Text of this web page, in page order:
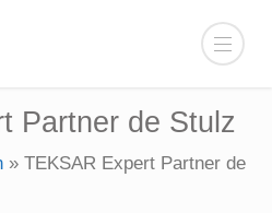
Partner de Stulz
» TEKSAR Expert Partner de